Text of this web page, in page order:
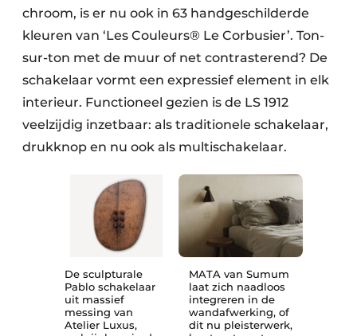
chroom, is er nu ook in 63 handgeschilderde
kleuren van ‘Les Couleurs® Le Corbusier’. Ton-
sur-ton met de muur of net contrasterend? De
schakelaar vormt een expressief element in elk
interieur. Functioneel gezien is de LS 1912
veelzijdig inzetbaar: als traditionele schakelaar,
drukknop en nu ook als multischakelaar.
De sculpturale
Pablo schakelaar
uit massief
messing van
Atelier Luxus,
MATA van Sumum
laat zich naadloos
integreren in de
wandafwerking, of
dit nu pleisterwerk,